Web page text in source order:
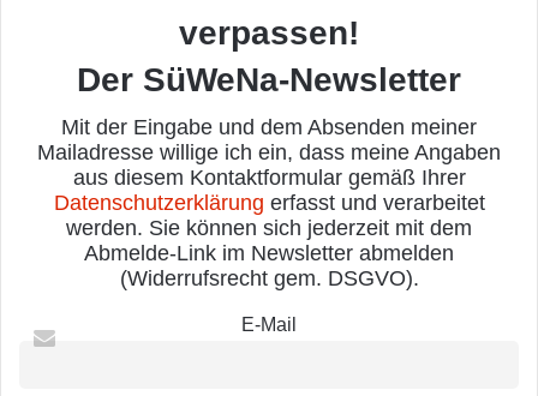
verpassen!
Der SüWeNa-Newsletter
Mit der Eingabe und dem Absenden meiner
Mailadresse willige ich ein, dass meine Angaben
aus diesem Kontaktformular gemäß Ihrer
Datenschutzerklärung erfasst und verarbeitet
werden. Sie können sich jederzeit mit dem
Abmelde-Link im Newsletter abmelden
(Widerrufsrecht gem. DSGVO).
E-Mail